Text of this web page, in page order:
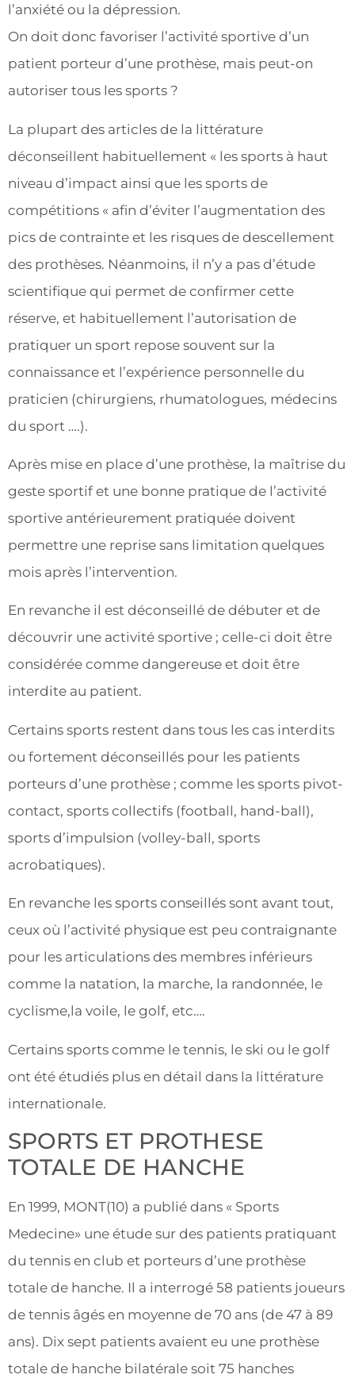
l’anxiété ou la dépression.
On doit donc favoriser l’activité sportive d’un
patient porteur d’une prothèse, mais peut-on
autoriser tous les sports ?
La plupart des articles de la littérature
déconseillent habituellement « les sports à haut
niveau d’impact ainsi que les sports de
compétitions « afin d’éviter l’augmentation des
pics de contrainte et les risques de descellement
des prothèses. Néanmoins, il n’y a pas d’étude
scientifique qui permet de confirmer cette
réserve, et habituellement l’autorisation de
pratiquer un sport repose souvent sur la
connaissance et l’expérience personnelle du
praticien (chirurgiens, rhumatologues, médecins
du sport ….).
Après mise en place d’une prothèse, la maîtrise du
geste sportif et une bonne pratique de l’activité
sportive antérieurement pratiquée doivent
permettre une reprise sans limitation quelques
mois après l’intervention.
En revanche il est déconseillé de débuter et de
découvrir une activité sportive ; celle-ci doit être
considérée comme dangereuse et doit être
interdite au patient.
Certains sports restent dans tous les cas interdits
ou fortement déconseillés pour les patients
porteurs d’une prothèse ; comme les sports pivot-
contact, sports collectifs (football, hand-ball),
sports d’impulsion (volley-ball, sports
acrobatiques).
En revanche les sports conseillés sont avant tout,
ceux où l’activité physique est peu contraignante
pour les articulations des membres inférieurs
comme la natation, la marche, la randonnée, le
cyclisme,la voile, le golf, etc….
Certains sports comme le tennis, le ski ou le golf
ont été étudiés plus en détail dans la littérature
internationale.
SPORTS ET PROTHESE
TOTALE DE HANCHE
En 1999, MONT(10) a publié dans « Sports
Medecine» une étude sur des patients pratiquant
du tennis en club et porteurs d’une prothèse
totale de hanche. Il a interrogé 58 patients joueurs
de tennis âgés en moyenne de 70 ans (de 47 à 89
ans). Dix sept patients avaient eu une prothèse
totale de hanche bilatérale soit 75 hanches